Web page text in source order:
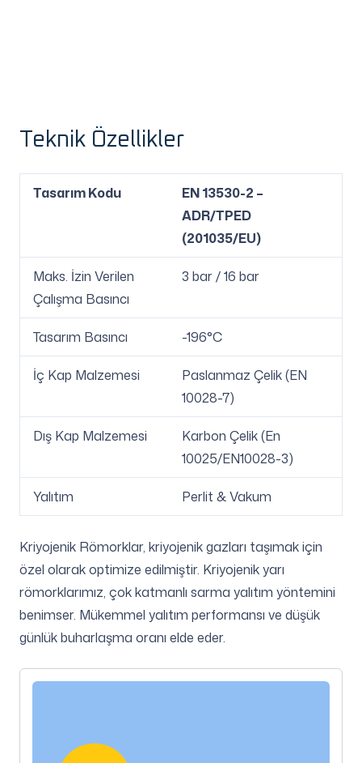
Teknik Özellikler
Tasarım Kodu
EN 13530-2 –
ADR/TPED
(201035/EU)
Maks. İzin Verilen
Çalışma Basıncı
3 bar / 16 bar
Tasarım Basıncı -196°C
İç Kap Malzemesi
Paslanmaz Çelik (EN
10028-7)
Dış Kap Malzemesi
Karbon Çelik (En
10025/EN10028-3)
Yalıtım Perlit & Vakum
Kriyojenik Römorklar, kriyojenik gazları taşımak için
özel olarak optimize edilmiştir. Kriyojenik yarı
römorklarımız, çok katmanlı sarma yalıtım yöntemini
benimser. Mükemmel yalıtım performansı ve düşük
günlük buharlaşma oranı elde eder.